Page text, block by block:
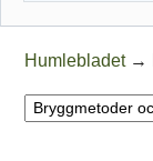
Humlebladet →